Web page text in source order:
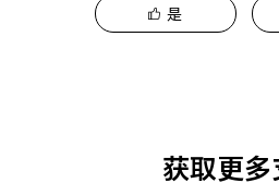
是
获取更多